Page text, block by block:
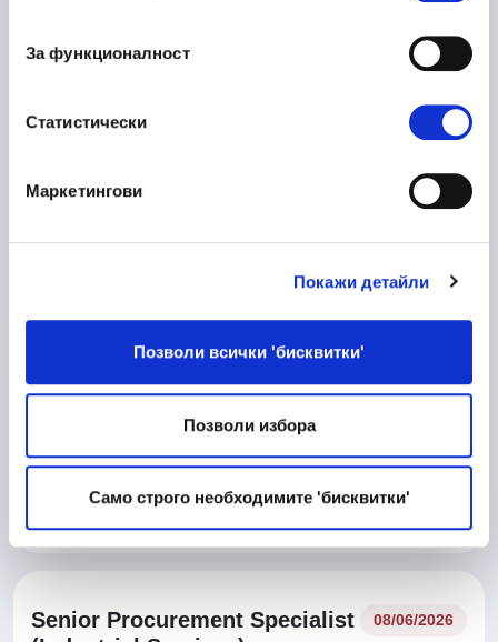
За функционалност
Статистически
Маркетингови
Покажи детайли
Позволи всички 'бисквитки'
Позволи избора
Само строго необходимите 'бисквитки'
Plovdiv
Technical work and Maintainance work
Veliko Tarnovo
Senior Procurement Specialist
08/06/2026